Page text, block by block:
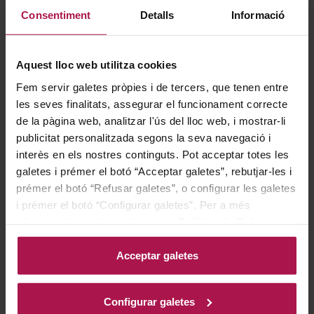
Consentiment Detalls Informació
Aquest lloc web utilitza cookies
Fem servir galetes pròpies i de tercers, que tenen entre
les seves finalitats, assegurar el funcionament correcte
de la pàgina web, analitzar l'ús del lloc web, i mostrar-li
publicitat personalitzada segons la seva navegació i
interès en els nostres continguts. Pot acceptar totes les
galetes i prémer el botó “Acceptar galetes”, rebutjar-les i
prémer el botó “Refusar galetes”, o configurar les galetes
i prémer el botó “Configurar galetes”. Per a més
Acceptar galetes
Configurar galetes
atractivo color fresa, intensos aromas a frutas rojas
maduras y un carácter semidulce (amabile) que
conquista desde el primer trago. Gracias a su baja
graduación alcohólica y a una burbuja fina y agradable,
se presenta como una opción ligera, refrescante y
sumamente fácil de beber, perfecta para disfrutar sin
complicaciones.
Gastronomía
espuma al servir, que precede a una nariz limpia e